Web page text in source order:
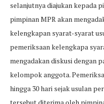
selanjutnya diajukan kepada
pimpinan MPR akan
kelengkapan syarat-syarat
pemeriksaan kelengkapa
mengadakan diskusi dengan
kelompok anggota.
hingga 30 hari sejak usulan